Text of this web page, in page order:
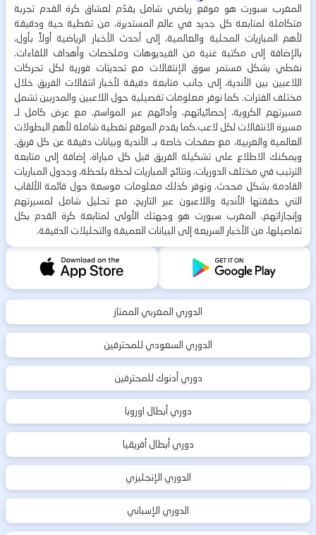
المغرب سبورت هو موقع رياضي شامل يقدّم لعشاق كرة القدم تجربة
متكاملة لمتابعة كل جديد في عالم المستديرة، من تغطية حية ودقيقة
لأهم المباريات المحلية والعالمية، إلى أحدث الأخبار الرياضية أولاً بأول،
بالإضافة إلى مكتبة غنية من الفيديوهات وملخصات وأهداف اللقاءات.
نغطي بشكل مستمر سوق الإنتقالات مع تحديثات فورية لكل تحركات
اللاعبين بين الأندية، إلى جانب متابعة دقيقة لأخبار انتقالات الفريق خلال
مختلف الفترات. كما نوفر معلومات تفصيلية حول اللاعبين والمدربين تشمل
مسيرتهم الكروية، إحصائياتهم، وأدائهم عبر المواسم، مع عرض كامل لـ
مسيرة الانتقالات لكل لاعب.كما يقدم الموقع تغطية شاملة لأهم البطولات
العالمية والعربية، مع صفحات خاصة بـ الأندية وبيانات دقيقة عن كل فريق.
ويمكنك الاطلاع على تشكيلة الفريق قبل كل مباراة، إضافة إلى متابعة
الترتيب في مختلف الدوريات، ونتائج المباريات لحظة بلحظة، وجدول المباريات
القادمة بشكل محدث. ونوفر كذلك معلومات موسعة حول قائمة الألقاب
التي حققتها الأندية واللاعبون عبر التاريخ، مع تحليل شامل لمسيرتهم
وإنجازاتهم. المغرب سبورت هو وجهتك الأولى لمتابعة كرة القدم بكل
تفاصيلها، من الأخبار السريعة إلى البيانات العميقة والتحليلات الدقيقة.
الدوري المغربي الممتاز
الدوري السعودي للمحترفين
دوري أدنوك للمحترفين
دوري أبطال اوروبا
دوري أبطال أفريقيا
الدوري الإنجليزي
الدوري الإسباني